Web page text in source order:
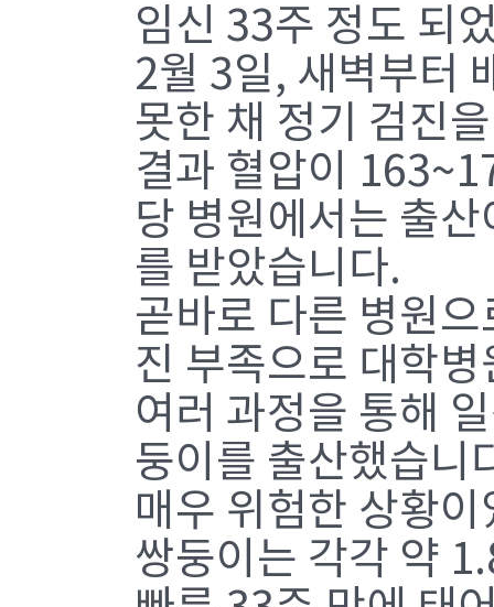
임신 33주 정도 되
2월 3일, 새벽부터
못한 채 정기 검진
결과 혈압이
당 병원에서는 출
를 받았습니다.
곧바로 다른 병원
진 부족으로 대학
여러 과정을 통해
둥이를 출산했습니
매우 위험한 상황
쌍둥이는 각각 약